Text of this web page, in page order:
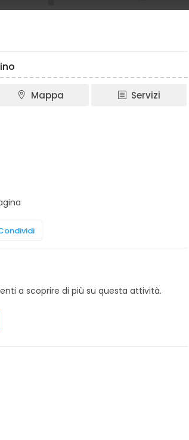
Mappa Servizi
a scoprire di più su questa attività.